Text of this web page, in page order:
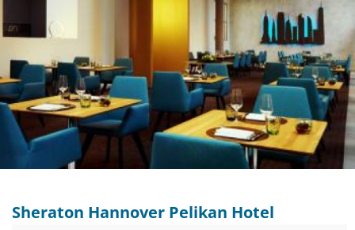
Sheraton Hannover Pelikan Hotel